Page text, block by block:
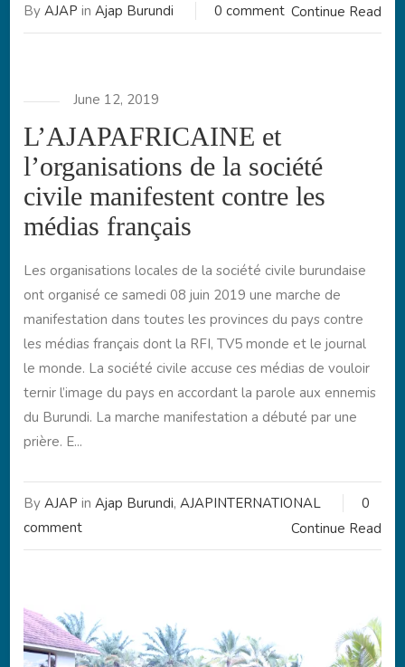
Continue Read
By AJAP in Ajap Burundi 0 comment
June 12, 2019
L’AJAPAFRICAINE et
l’organisations de la société
civile manifestent contre les
médias français
Les organisations locales de la société civile burundaise
ont organisé ce samedi 08 juin 2019 une marche de
manifestation dans toutes les provinces du pays contre
les médias français dont la RFI, TV5 monde et le journal
le monde. La société civile accuse ces médias de vouloir
ternir l’image du pays en accordant la parole aux ennemis
du Burundi. La marche manifestation a débuté par une
prière. E...
Continue Read
By AJAP in Ajap Burundi,AJAPINTERNATIONAL
0
comment